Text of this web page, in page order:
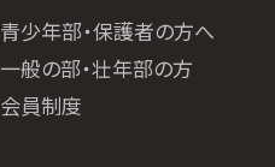
青少年部・保護者の方へ
一般の部・壮年部の方
会員制度